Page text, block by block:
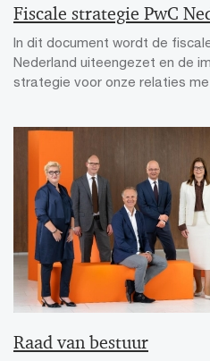
Fiscale strategie PwC
In dit document wordt de
Nederland uiteengezet en de
strategie voor onze relaties
Raad van bestuur